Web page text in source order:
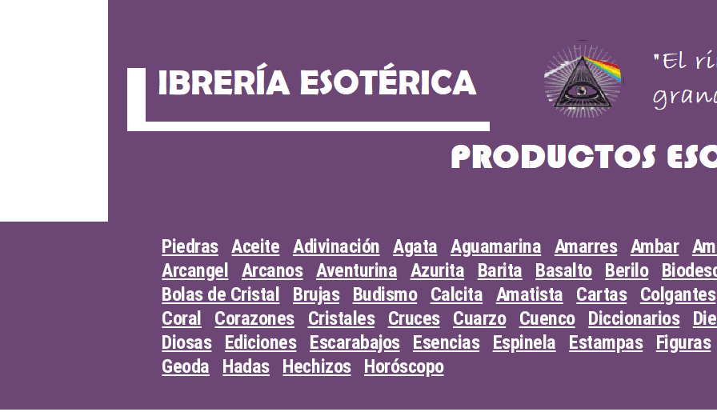
Piedras Aceite Adivinación Agata Aguamarina Amarres Ambar
Arcangel
Arcanos Aventurina Azurita Barita Basalto Berilo
Bolas de Cristal
Brujas Budismo Calcita Amatista Cartas
Colgantes
Coral
Corazones Cristales Cruces Cuarzo Cuenco Diccionarios
Diosas
Ediciones Escarabajos Esencias Espinela Estampas
Figuras
Geoda
Hadas Hechizos Horóscopo